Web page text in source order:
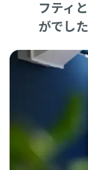
フティ
がでし